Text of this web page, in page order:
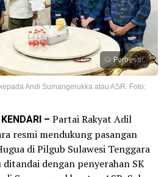
Perbesar
Andi Sumangerukka atau ASR. Foto:
– Partai Rakyat Adil
resmi mendukung pasangan
di Pilgub Sulawesi Tenggara
dengan penyerahan SK